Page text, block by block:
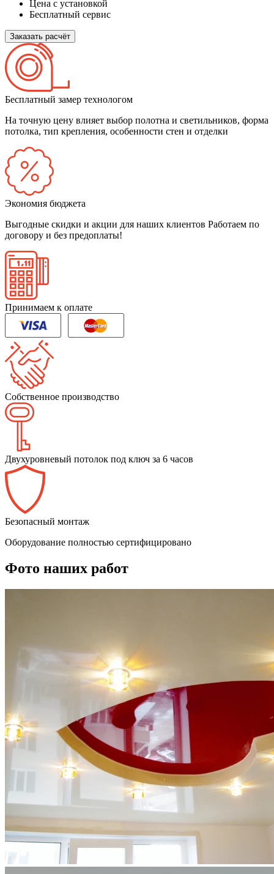
Цена с установкой
Бесплатный сервис
Заказать расчёт
Бесплатный замер технологом
На точную цену влияет выбор полотна и светильников, форма
потолка, тип крепления, особенности стен и отделки
Экономия бюджета
Выгодные скидки и акции для наших клиентов Работаем по
договору и без предоплаты!
Принимаем к оплате
Собственное производство
Двухуровневый потолок под ключ за 6 часов
Безопасный монтаж
Оборудование полностью сертифицировано
Фото наших работ